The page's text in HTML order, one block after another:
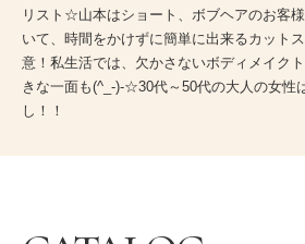
リスト☆山本はショート、ボブヘアのお客
いて、時間をかけずに簡単に出来るカット
意！私生活では、欠かさないボディメイク
きな一面も(^_-)-☆30代～50代の大人の女性
し！！